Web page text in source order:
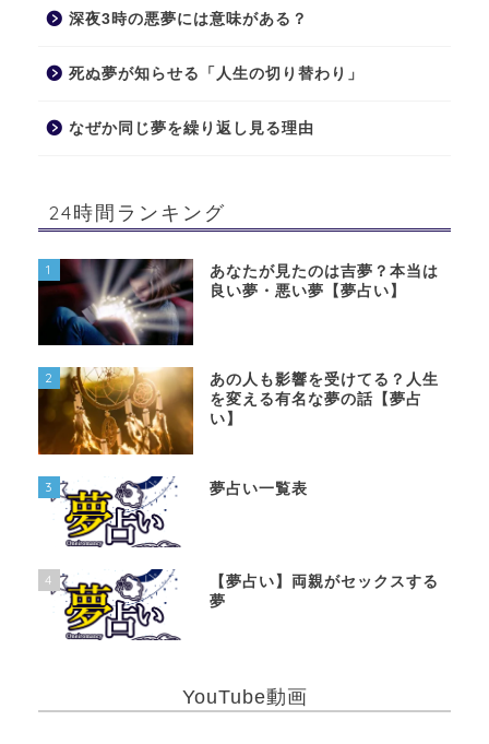
深夜3時の悪夢には意味がある？
死ぬ夢が知らせる「人生の切り替わり」
なぜか同じ夢を繰り返し見る理由
24時間ランキング
1
あなたが見たのは吉夢？本当は
良い夢・悪い夢【夢占い】
2
あの人も影響を受けてる？人生
を変える有名な夢の話【夢占
い】
3 夢占い一覧表
4
【夢占い】両親がセックスする
夢
YouTube動画